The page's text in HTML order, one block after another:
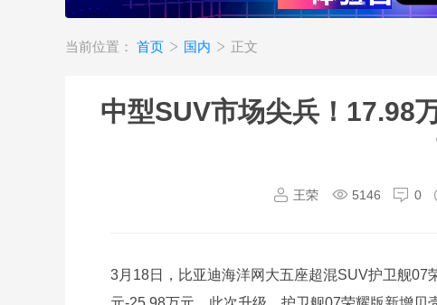
当前位置： 首页 国内 正文
中型SUV市场尖兵！17.98
王荣 5146 0
3月18日，比亚迪海洋网大五座超混SUV护卫舰